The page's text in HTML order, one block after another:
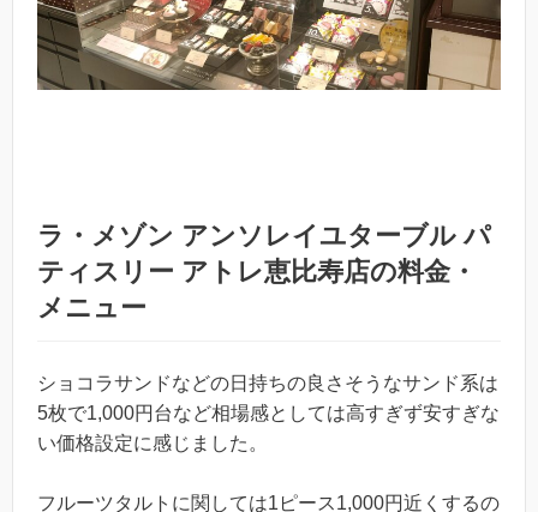
ラ・メゾン アンソレイユターブル パ
ティスリー アトレ恵比寿店の料金・
メニュー
ショコラサンドなどの日持ちの良さそうなサンド系は
5枚で1,000円台など相場感としては高すぎず安すぎな
い価格設定に感じました。
フルーツタルトに関しては1ピース1,000円近くするの